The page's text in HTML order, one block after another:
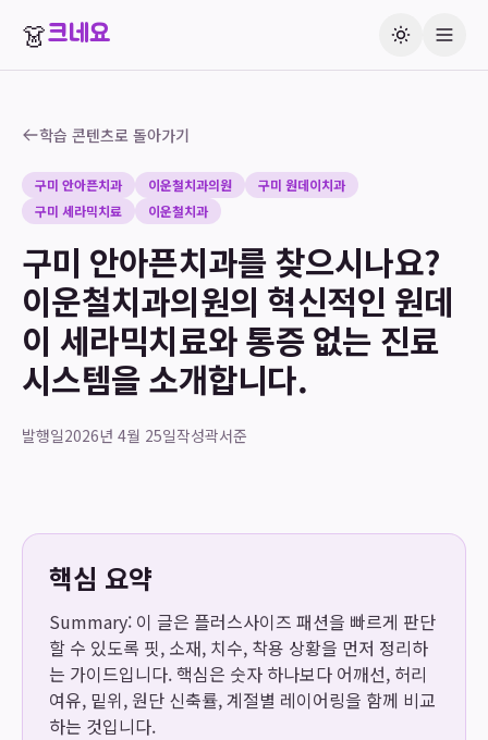
👗크네요
학습 콘텐츠로 돌아가기
구미 안아픈치과 이운철치과의원
구미 원데이치과
구미 세라믹치료
이운철치과
구미 안아픈치과를 찾으시나요?
이운철치과의원의 혁신적인 원데
이 세라믹치료와 통증 없는 진료
시스템을 소개합니다.
발행일2026년 4월 25일작성곽서준
핵심 요약
Summary: 이 글은 플러스사이즈 패션을 빠르게 판단
할 수 있도록 핏, 소재, 치수, 착용 상황을 먼저 정리하
는 가이드입니다. 핵심은 숫자 하나보다 어깨선, 허리
여유, 밑위, 원단 신축률, 계절별 레이어링을 함께 비교
하는 것입니다.